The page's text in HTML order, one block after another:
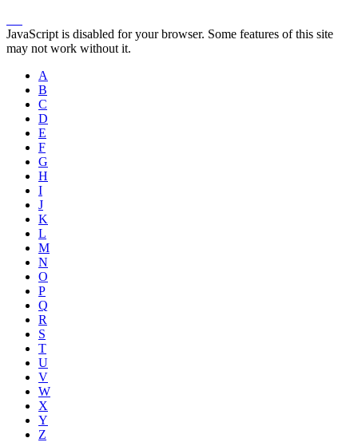
JavaScript is disabled for your browser. Some features of this site
may not work without it.
A
B
C
D
E
F
G
H
I
J
K
L
M
N
O
P
Q
R
S
T
U
V
W
X
Y
Z